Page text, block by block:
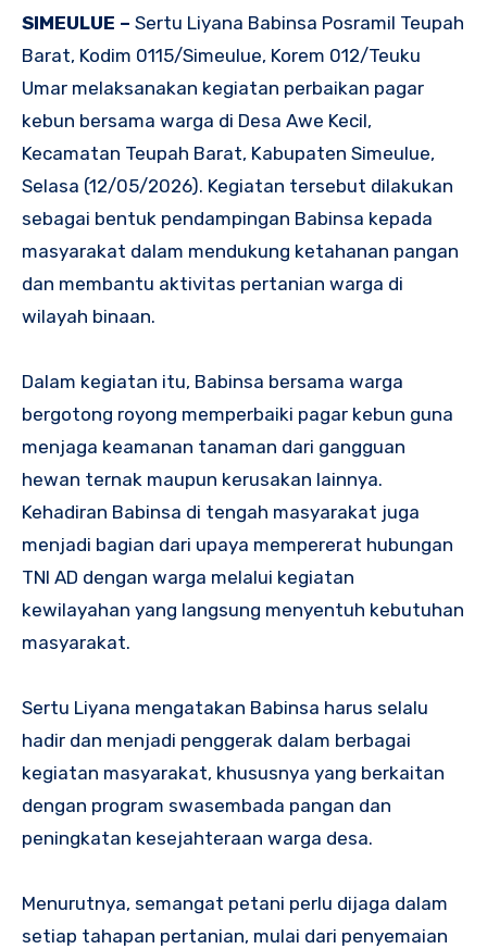
SIMEULUE – Sertu Liyana Babinsa Posramil Teupah
Barat, Kodim 0115/Simeulue, Korem 012/Teuku
Umar melaksanakan kegiatan perbaikan pagar
kebun bersama warga di Desa Awe Kecil,
Kecamatan Teupah Barat, Kabupaten Simeulue,
Selasa (12/05/2026). Kegiatan tersebut dilakukan
sebagai bentuk pendampingan Babinsa kepada
masyarakat dalam mendukung ketahanan pangan
dan membantu aktivitas pertanian warga di
wilayah binaan.
Dalam kegiatan itu, Babinsa bersama warga
bergotong royong memperbaiki pagar kebun guna
menjaga keamanan tanaman dari gangguan
hewan ternak maupun kerusakan lainnya.
Kehadiran Babinsa di tengah masyarakat juga
menjadi bagian dari upaya mempererat hubungan
TNI AD dengan warga melalui kegiatan
kewilayahan yang langsung menyentuh kebutuhan
masyarakat.
Sertu Liyana mengatakan Babinsa harus selalu
hadir dan menjadi penggerak dalam berbagai
kegiatan masyarakat, khususnya yang berkaitan
dengan program swasembada pangan dan
peningkatan kesejahteraan warga desa.
Menurutnya, semangat petani perlu dijaga dalam
setiap tahapan pertanian, mulai dari penyemaian